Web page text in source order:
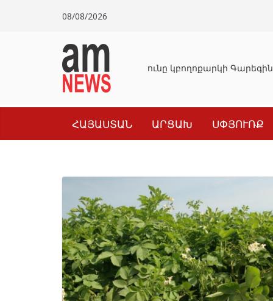
08/08/2026
Դատախազությունը կբողոքարկի Գարեգին
ՀԱՅԱՍՏԱՆ ԱՐՑԱԽ ՍՓՅՈՒՌՔ